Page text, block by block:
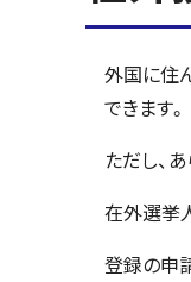
外国に住
できます。
ただし、
在外選挙
登録の申